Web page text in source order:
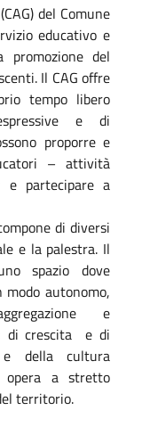
(CAG) del Comune
educativo e
del
Il CAG offre
tempo libero
e di
proporre e
– attività
e partecipare a
di diversi
e la palestra. Il
spazio dove
autonomo,
e
di crescita e di
e della cultura
opera a stretto
territorio.